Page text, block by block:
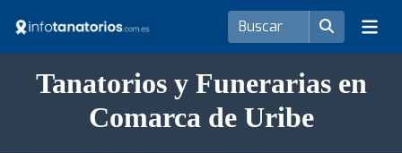
Tanatorios y Funerarias en
Comarca de Uribe